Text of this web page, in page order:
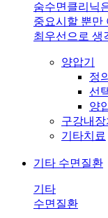
숨수면클리닉
중요시할 뿐만
최우선으로 생
양압기
정
선
양
구강내장
기타치료
기타 수면질환
기타
수면질환